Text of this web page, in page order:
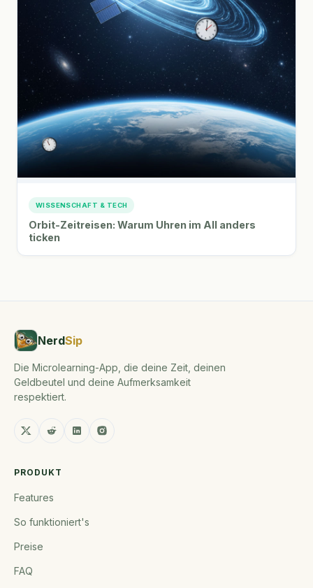
WISSENSCHAFT & TECH
Orbit-Zeitreisen: Warum Uhren im All anders
ticken
NerdSip
Die Microlearning-App, die deine Zeit, deinen
Geldbeutel und deine Aufmerksamkeit
respektiert.
PRODUKT
Features
So funktioniert's
Preise
FAQ